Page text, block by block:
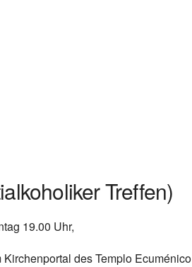
Treffen)
19.00 Uhr,
des Templo Ecuménico